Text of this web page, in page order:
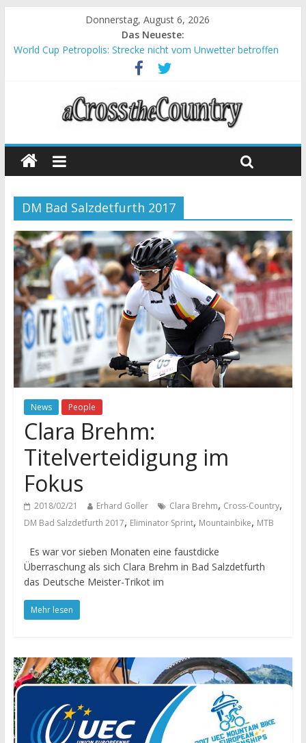
Donnerstag, August 6, 2026
Das Neueste:
World Cup Petropolis: Strecke nicht vom Unwetter betroffen
Krumbach und Obergessertshausen: Mountainbike-Bundesliga
Supercup Massi Banyoles: Siege für Carod und Richards
Halbzeit beim Andalucia Bike Race: Weltmeister Seewald führt
Chelva: Schweizer Doppelsieg beim ersten XCO-Rennen der
DM Bad Salzdetfurth 2017
News People
Clara Brehm:
Titelverteidigung im
Fokus
2018/02/21 Erhard Goller Clara Brehm, Cross-Country,
DM Bad Salzdetfurth 2017, Eliminator Sprint, Mountainbike, MTB
Es war vor sieben Monaten eine faustdicke
Überraschung als sich Clara Brehm in Bad Salzdetfurth
das Deutsche Meister-Trikot im
Mehr lesen